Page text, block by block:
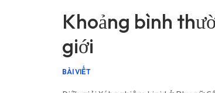
Khoảng bình
giới
BÀI VIẾT